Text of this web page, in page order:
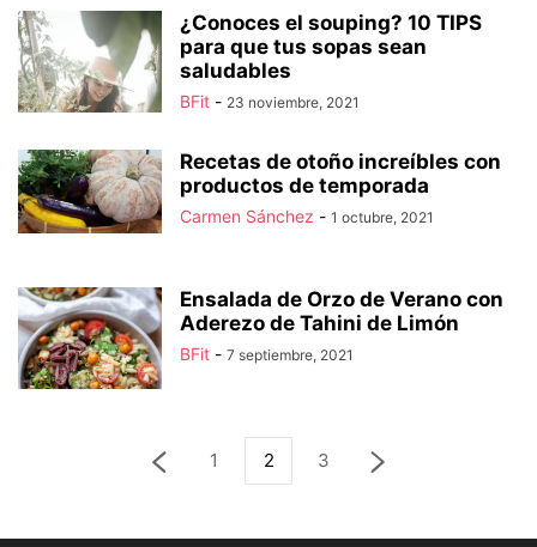
¿Conoces el souping? 10 TIPS
para que tus sopas sean
saludables
BFit - 23 noviembre, 2021
Recetas de otoño increíbles con
productos de temporada
Carmen Sánchez - 1 octubre, 2021
Ensalada de Orzo de Verano con
Aderezo de Tahini de Limón
BFit - 7 septiembre, 2021
1 2 3